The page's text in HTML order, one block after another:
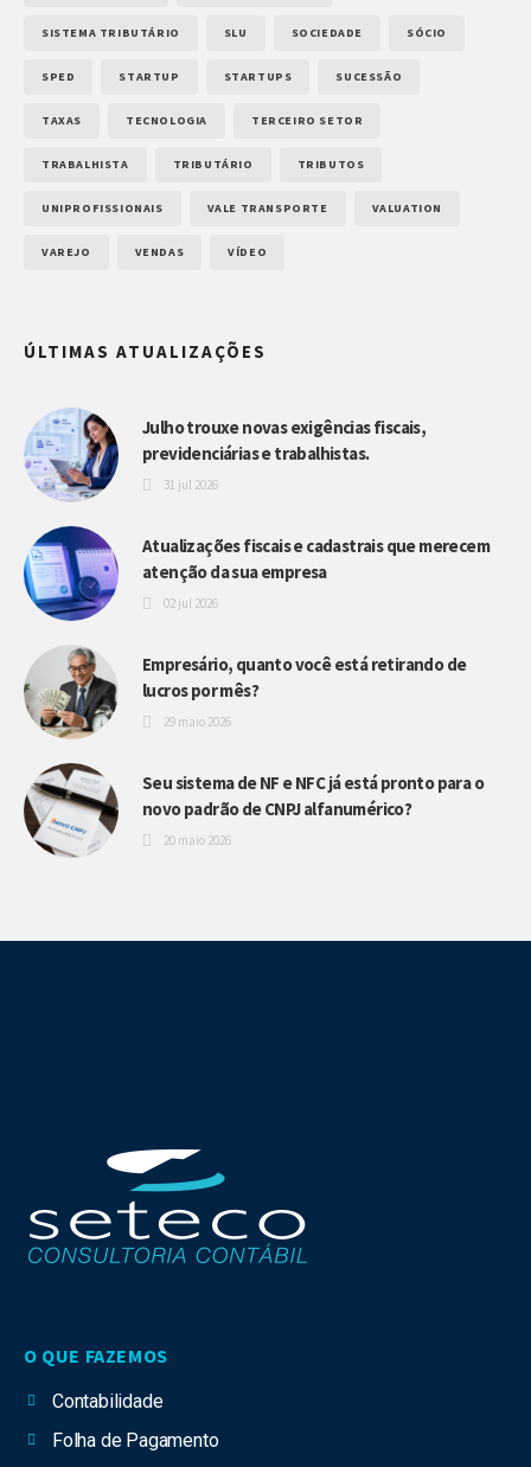
SISTEMA TRIBUTÁRIO SLU SOCIEDADE SÓCIO
SPED STARTUP STARTUPS SUCESSÃO
TAXAS TECNOLOGIA TERCEIRO SETOR
TRABALHISTA TRIBUTÁRIO TRIBUTOS
UNIPROFISSIONAIS VALE TRANSPORTE VALUATION
VAREJO VENDAS VÍDEO
ÚLTIMAS ATUALIZAÇÕES
Julho trouxe novas exigências fiscais,
previdenciárias e trabalhistas.
31 jul 2026
Atualizações fiscais e cadastrais que merecem
atenção da sua empresa
02 jul 2026
Empresário, quanto você está retirando de
lucros por mês?
29 maio 2026
Seu sistema de NF e NFC já está pronto para o
novo padrão de CNPJ alfanumérico?
20 maio 2026
O QUE FAZEMOS
Contabilidade
Folha de Pagamento